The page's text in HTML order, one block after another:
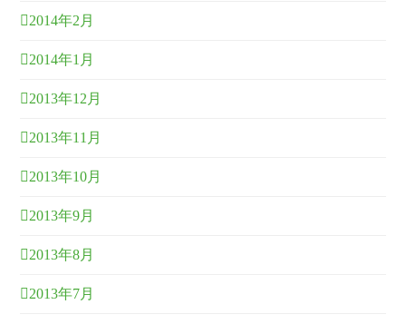
2014年2月
2014年1月
2013年12月
2013年11月
2013年10月
2013年9月
2013年8月
2013年7月